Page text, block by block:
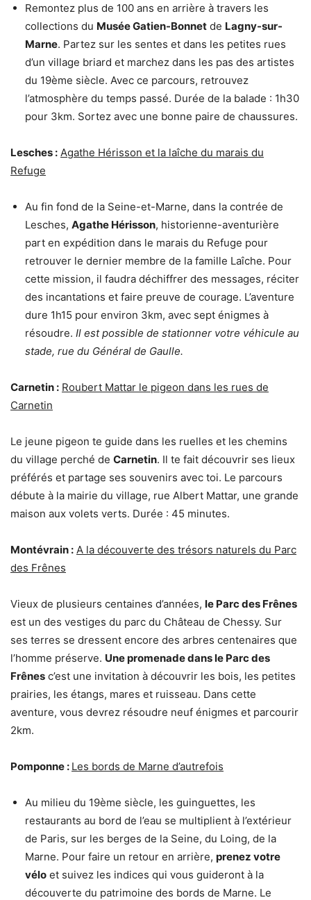
Remontez plus de 100 ans en arrière à travers les
collections du Musée Gatien-Bonnet de Lagny-sur-
Marne. Partez sur les sentes et dans les petites rues
d’un village briard et marchez dans les pas des artistes
du 19ème siècle. Avec ce parcours, retrouvez
l’atmosphère du temps passé. Durée de la balade : 1h30
pour 3km. Sortez avec une bonne paire de chaussures.
Lesches : Agathe Hérisson et la laîche du marais du
Refuge
Au fin fond de la Seine-et-Marne, dans la contrée de
Lesches, Agathe Hérisson, historienne-aventurière
part en expédition dans le marais du Refuge pour
retrouver le dernier membre de la famille Laîche. Pour
cette mission, il faudra déchiffrer des messages, réciter
des incantations et faire preuve de courage. L’aventure
dure 1h15 pour environ 3km, avec sept énigmes à
résoudre. Il est possible de stationner votre véhicule au
stade, rue du Général de Gaulle.
Carnetin : Roubert Mattar le pigeon dans les rues de
Carnetin
Le jeune pigeon te guide dans les ruelles et les chemins
du village perché de Carnetin. Il te fait découvrir ses lieux
préférés et partage ses souvenirs avec toi. Le parcours
débute à la mairie du village, rue Albert Mattar, une grande
maison aux volets verts. Durée : 45 minutes.
Montévrain : A la découverte des trésors naturels du Parc
des Frênes
Vieux de plusieurs centaines d’années, le Parc des Frênes
est un des vestiges du parc du Château de Chessy. Sur
ses terres se dressent encore des arbres centenaires que
l’homme préserve. Une promenade dans le Parc des
Frênes c’est une invitation à découvrir les bois, les petites
prairies, les étangs, mares et ruisseau. Dans cette
aventure, vous devrez résoudre neuf énigmes et parcourir
2km.
Pomponne : Les bords de Marne d’autrefois
Au milieu du 19ème siècle, les guinguettes, les
restaurants au bord de l’eau se multiplient à l’extérieur
de Paris, sur les berges de la Seine, du Loing, de la
Marne. Pour faire un retour en arrière, prenez votre
vélo et suivez les indices qui vous guideront à la
découverte du patrimoine des bords de Marne. Le